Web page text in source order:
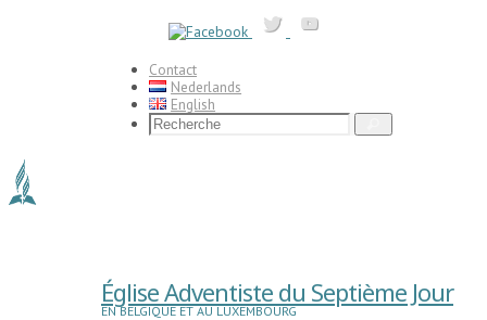
Contact
Nederlands
English
Search
for:
Église Adventiste du Septième Jour
EN BELGIQUE ET AU LUXEMBOURG